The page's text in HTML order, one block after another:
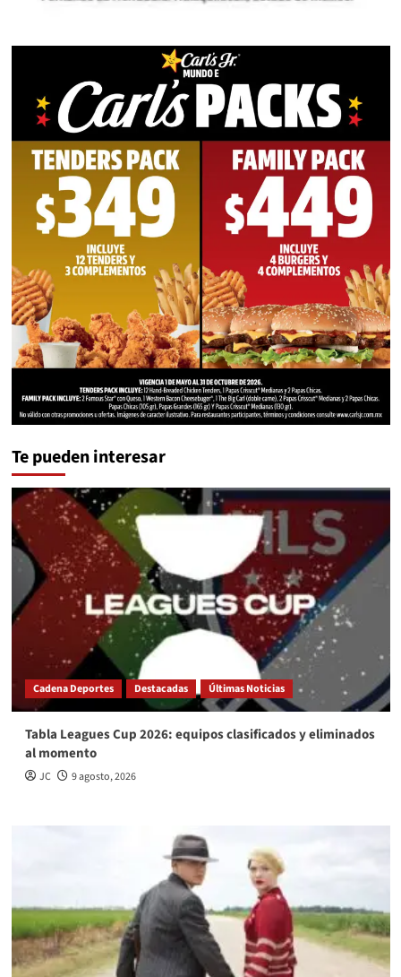
Te pueden interesar
Cadena Deportes Destacadas Últimas Noticias
Tabla Leagues Cup 2026: equipos clasificados y eliminados
al momento
JC 9 agosto, 2026